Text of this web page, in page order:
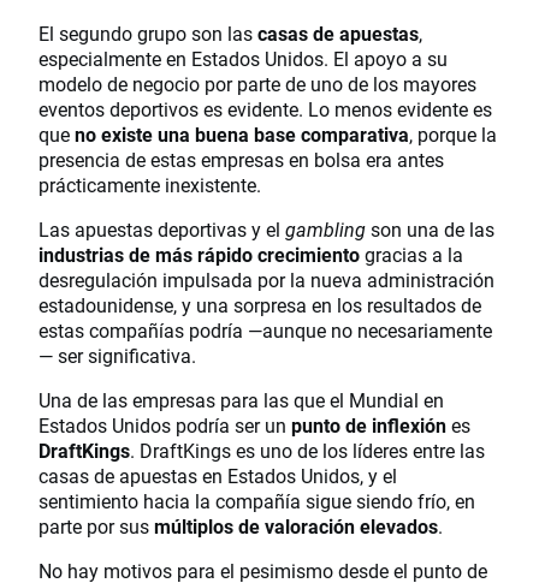
El segundo grupo son lascasas de apuestas,
especialmente en Estados Unidos. El apoyo a su
modelo de negocio por parte de uno de los mayores
eventos deportivos es evidente. Lo menos evidente es
queno existe una buena base comparativa, porque la
presencia de estas empresas en bolsa era antes
prácticamente inexistente.
Las apuestas deportivas y el gamblingson una de las
industrias de más rápido crecimientogracias a la
desregulación impulsada por la nueva administración
estadounidense, y una sorpresa en los resultados de
estas compañías podría —aunque no necesariamente
— ser significativa.
Una de las empresas para las que el Mundial en
Estados Unidos podría ser un punto de inflexiónes
DraftKings. DraftKings es uno de los líderes entre las
casas de apuestas en Estados Unidos, y el
sentimiento hacia la compañía sigue siendo frío, en
parte por susmúltiplos de valoración elevados.
No hay motivos para el pesimismo desde el punto de